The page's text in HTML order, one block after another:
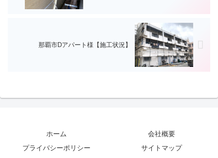
那覇市Dアパート様【施工状況】
ホーム
会社概要
プライバシーポリシー
サイトマップ